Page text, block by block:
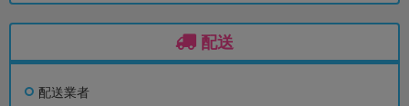
配送
配送業者